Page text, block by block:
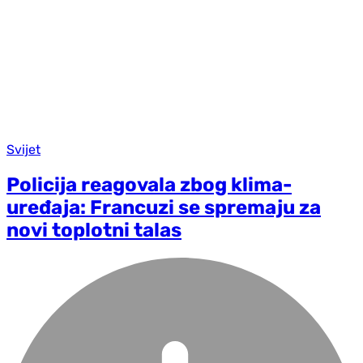
Svijet
Policija reagovala zbog klima-
uređaja: Francuzi se spremaju za
novi toplotni talas